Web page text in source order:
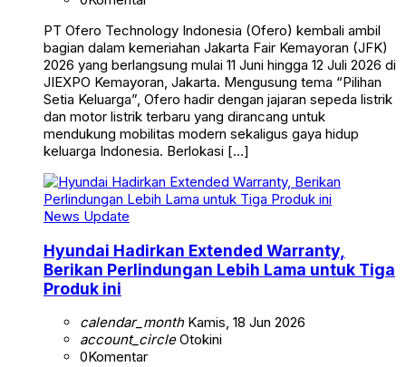
PT Ofero Technology Indonesia (Ofero) kembali ambil
bagian dalam kemeriahan Jakarta Fair Kemayoran (JFK)
2026 yang berlangsung mulai 11 Juni hingga 12 Juli 2026 di
JIEXPO Kemayoran, Jakarta. Mengusung tema “Pilihan
Setia Keluarga”, Ofero hadir dengan jajaran sepeda listrik
dan motor listrik terbaru yang dirancang untuk
mendukung mobilitas modern sekaligus gaya hidup
keluarga Indonesia. Berlokasi […]
News Update
Hyundai Hadirkan Extended Warranty,
Berikan Perlindungan Lebih Lama untuk Tiga
Produk ini
calendar_monthKamis, 18 Jun 2026
account_circleOtokini
0Komentar